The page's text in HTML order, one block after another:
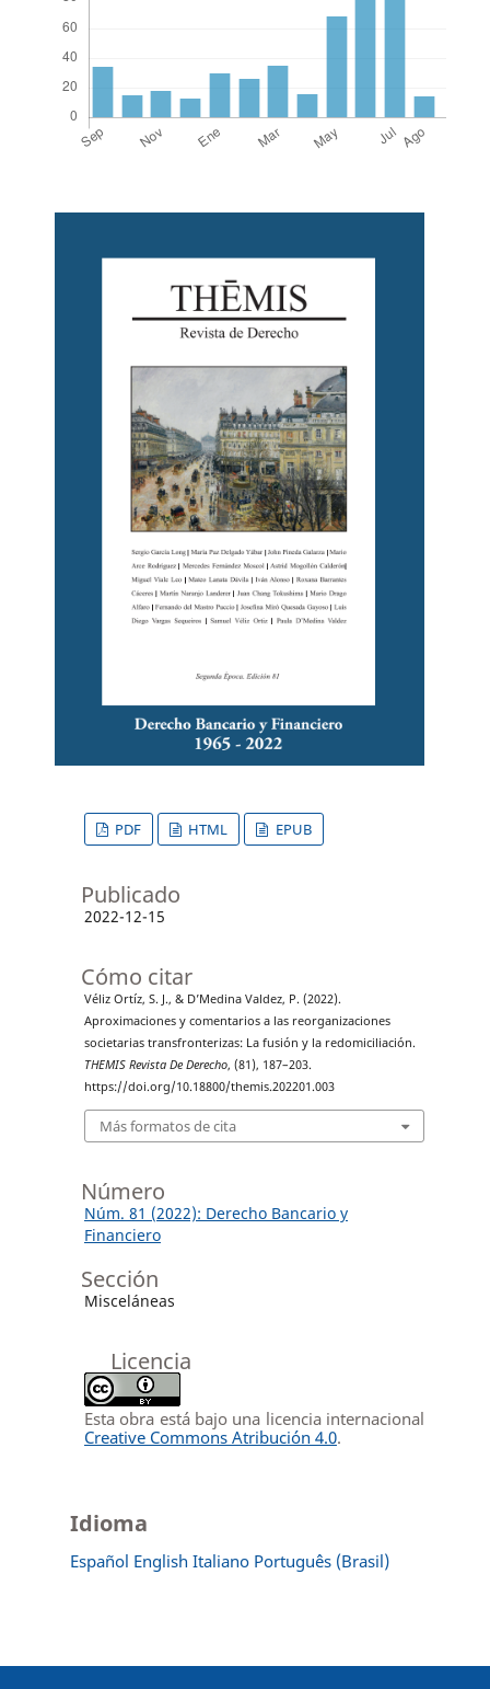
PDF HTML EPUB
Publicado
2022-12-15
Cómo citar
Véliz Ortíz, S. J., & D’Medina Valdez, P. (2022).
Aproximaciones y comentarios a las reorganizaciones
societarias transfronterizas: La fusión y la redomiciliación.
THEMIS Revista De Derecho, (81), 187–203.
https://doi.org/10.18800/themis.202201.003
Más formatos de cita
Número
Núm. 81 (2022): Derecho Bancario y
Financiero
Sección
Misceláneas
Licencia
Esta obra está bajo una licencia internacional
Creative Commons Atribución 4.0.
Idioma
Español English Italiano Português (Brasil)